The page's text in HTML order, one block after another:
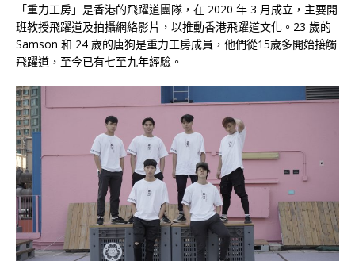
「重力工房」是香港的飛躍道團隊，在 2020 年 3 月成立，主要開
班教授飛躍道及拍攝網絡影片，以推動香港飛躍道文化。23 歲的
Samson 和 24 歲的唐狗是重力工房成員，他們從15歲多開始接觸
飛躍道，至今已有七至九年經驗。